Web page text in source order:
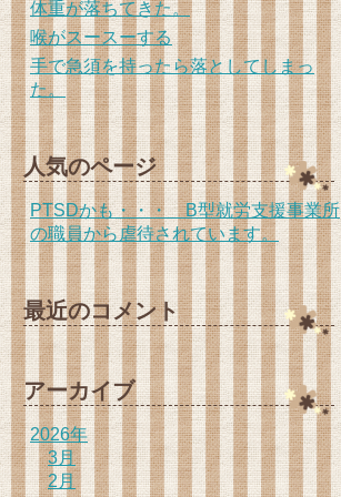
体重が落ちてきた。
喉がスースーする
手で急須を持ったら落としてしまっ
た。
人気のページ
PTSDかも・・・ B型就労支援事業所
の職員から虐待されています。
最近のコメント
アーカイブ
2026年
3月
2月